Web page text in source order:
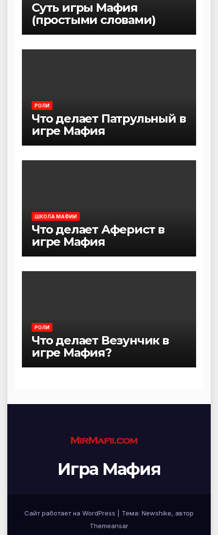
Суть игры Мафия
(простыми словами)
РОЛИ
Что делает Патрульный в
игре Мафия
ШКОЛА МАФИИ
Что делает Аферист в
игре Мафия
РОЛИ
Что делает Везунчик в
игре Мафия?
Игра Мафия
Сайт работает на WordPress Тема: Newshike, автор
Themeansar